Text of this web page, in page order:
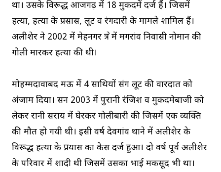
था। उसके विरूद्ध आजगढ़ में 18 मुकदमें दर्ज हैं। जिसमें
हत्या, हत्या के प्रसास, लूट व रंगदारी के मामले शामिल हैं।
अलीशेर ने 2002 में मेहनगर क्षेत्र में मगरांव निवासी नोमान की
गोली मारकर हत्या की थी।
मोहम्मदावाबद मऊ में 4 साथियों संग लूट की वारदात को
अंजाम दिया। सन 2003 में पुरानी रंजिश व मुकदमेबाजी को
लेकर रानी सराय में घेरकर गोलीबारी की जिसमें एक व्यक्ति
की मौत हो गयी थी। इसी वर्ष देवगांव थाने में अलीशेर के
विरूद्ध हत्या के प्रयास का केस दर्ज हुआ। दो वर्ष पूर्व अलीशेर
के परिवार में शादी थी जिसमें उसका भाई मकसूद भी था।